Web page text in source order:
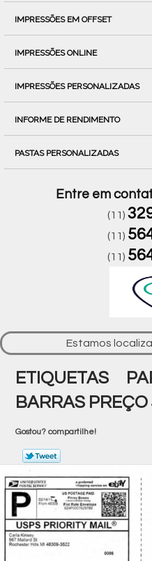
IMPRESSÕES EM OFFSET
IMPRESSÕES ONLINE
IMPRESSÕES PERSONALIZADAS
INFORME DE RENDIMENTO
PASTAS PERSONALIZADAS
Entre em
(11)
(11)
(11)
Estamos
ETIQUETAS
BARRAS
Gostou? compartilhe!